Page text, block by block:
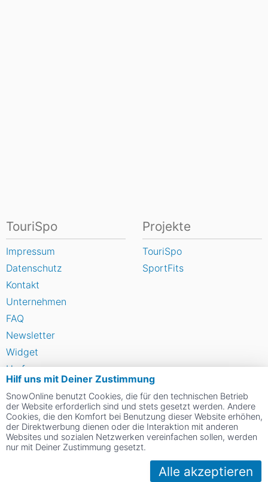
Hilf uns mit Deiner Zustimmung
SnowOnline benutzt Cookies, die für den technischen Betrieb
der Website erforderlich sind und stets gesetzt werden. Andere
Cookies, die den Komfort bei Benutzung dieser Website erhöhen,
der Direktwerbung dienen oder die Interaktion mit anderen
Websites und sozialen Netzwerken vereinfachen sollen, werden
nur mit Deiner Zustimmung gesetzt.
Alle akzeptieren
TouriSpo
Impressum
Datenschutz
Kontakt
Unternehmen
FAQ
Newsletter
Widget
Umfragen
Skigebiet bewerten
Projekte
TouriSpo
SportFits
Social Web